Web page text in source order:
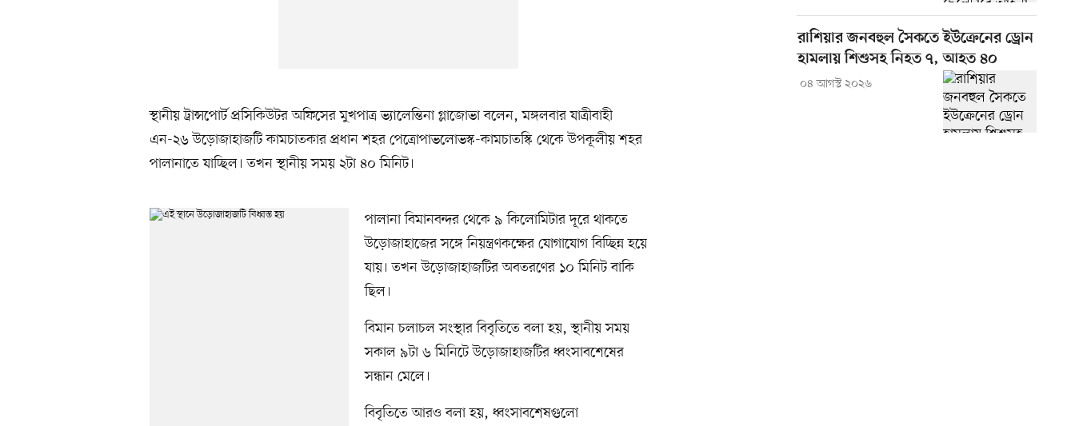
স্থানীয় ট্রান্সপোর্ট প্রসিকিউটর অফিসের মুখপাত্র ভ্যালেন্তিনা গ্লাজোভা বলেন, মঙ্গলবার যাত্রীবাহী
এন-২৬ উড়োজাহাজটি কামচাতকার প্রধান শহর পেত্রোপাভলোভস্ক-কামচাতস্কি থেকে উপকূলীয় শহর
পালানাতে যাচ্ছিল। তখন স্থানীয় সময় ২টা ৪০ মিনিট।
পালানা বিমানবন্দর থেকে ৯ কিলোমিটার দূরে থাকতে
উড়োজাহাজের সঙ্গে নিয়ন্ত্রণকক্ষের যোগাযোগ বিচ্ছিন্ন হয়ে
যায়। তখন উড়োজাহাজটির অবতরণের ১০ মিনিট বাকি
ছিল।
বিমান চলাচল সংস্থার বিবৃতিতে বলা হয়, স্থানীয় সময়
সকাল ৯টা ৬ মিনিটে উড়োজাহাজটির ধ্বংসাবশেষের
সন্ধান মেলে।
বিবৃতিতে আরও বলা হয়, ধ্বংসাবশেষগুলো
রাশিয়ার জনবহুল সৈকতে ইউক্রেনের ড্রোন
হামলায় শিশুসহ নিহত ৭, আহত ৪০
০৪ আগস্ট ২০২৬